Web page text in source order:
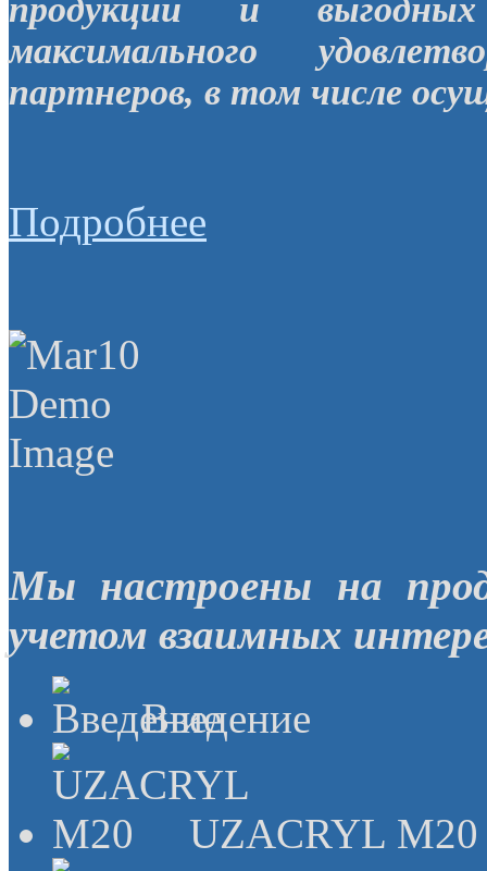
продукции и
максимального
партнеров, в том числе
Подробнее
Мы настроены на
учетом взаимных
Введение
UZACRYL M20